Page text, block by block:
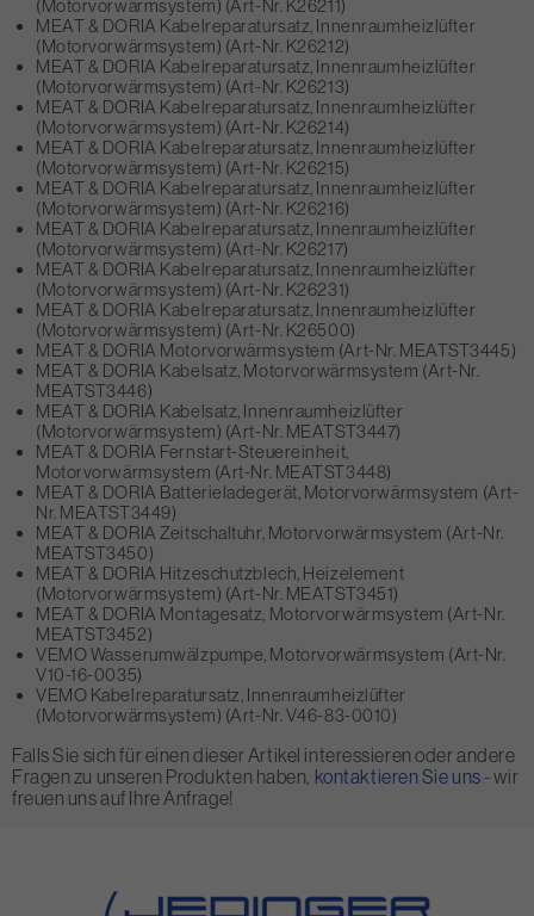
(Motorvorwärmsystem) (Art-Nr. K26211)
MEAT & DORIA Kabelreparatursatz, Innenraumheizlüfter
(Motorvorwärmsystem) (Art-Nr. K26212)
MEAT & DORIA Kabelreparatursatz, Innenraumheizlüfter
(Motorvorwärmsystem) (Art-Nr. K26213)
MEAT & DORIA Kabelreparatursatz, Innenraumheizlüfter
(Motorvorwärmsystem) (Art-Nr. K26214)
MEAT & DORIA Kabelreparatursatz, Innenraumheizlüfter
(Motorvorwärmsystem) (Art-Nr. K26215)
MEAT & DORIA Kabelreparatursatz, Innenraumheizlüfter
(Motorvorwärmsystem) (Art-Nr. K26216)
MEAT & DORIA Kabelreparatursatz, Innenraumheizlüfter
(Motorvorwärmsystem) (Art-Nr. K26217)
MEAT & DORIA Kabelreparatursatz, Innenraumheizlüfter
(Motorvorwärmsystem) (Art-Nr. K26231)
MEAT & DORIA Kabelreparatursatz, Innenraumheizlüfter
(Motorvorwärmsystem) (Art-Nr. K26500)
MEAT & DORIA Motorvorwärmsystem (Art-Nr. MEATST3445)
MEAT & DORIA Kabelsatz, Motorvorwärmsystem (Art-Nr.
MEATST3446)
MEAT & DORIA Kabelsatz, Innenraumheizlüfter
(Motorvorwärmsystem) (Art-Nr. MEATST3447)
MEAT & DORIA Fernstart-Steuereinheit,
Motorvorwärmsystem (Art-Nr. MEATST3448)
MEAT & DORIA Batterieladegerät, Motorvorwärmsystem (Art-
Nr. MEATST3449)
MEAT & DORIA Zeitschaltuhr, Motorvorwärmsystem (Art-Nr.
MEATST3450)
MEAT & DORIA Hitzeschutzblech, Heizelement
(Motorvorwärmsystem) (Art-Nr. MEATST3451)
MEAT & DORIA Montagesatz, Motorvorwärmsystem (Art-Nr.
MEATST3452)
VEMO Wasserumwälzpumpe, Motorvorwärmsystem (Art-Nr.
V10-16-0035)
VEMO Kabelreparatursatz, Innenraumheizlüfter
(Motorvorwärmsystem) (Art-Nr. V46-83-0010)
Falls Sie sich für einen dieser Artikel interessieren oder andere
Fragen zu unseren Produkten haben, kontaktieren Sie uns- wir
freuen uns auf Ihre Anfrage!